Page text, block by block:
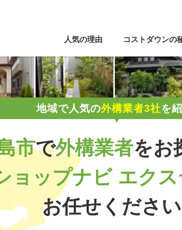
人気の理由 コストダウンの
地域で人気の外構業者3社を
市で外構業者をお
ョップナビ エク
お任せくださ